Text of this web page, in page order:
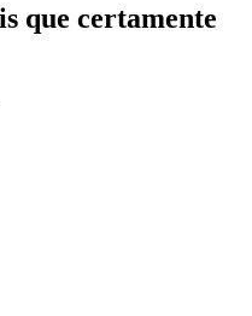
que certamente